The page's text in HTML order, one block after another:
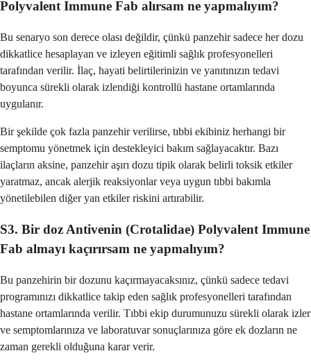
Polyvalent Immune Fab alırsam ne yapmalıyım?
Bu senaryo son derece olası değildir, çünkü panzehir sadece her dozu
dikkatlice hesaplayan ve izleyen eğitimli sağlık profesyonelleri
tarafından verilir. İlaç, hayati belirtilerinizin ve yanıtınızın tedavi
boyunca sürekli olarak izlendiği kontrollü hastane ortamlarında
uygulanır.
Bir şekilde çok fazla panzehir verilirse, tıbbi ekibiniz herhangi bir
semptomu yönetmek için destekleyici bakım sağlayacaktır. Bazı
ilaçların aksine, panzehir aşırı dozu tipik olarak belirli toksik etkiler
yaratmaz, ancak alerjik reaksiyonlar veya uygun tıbbi bakımla
yönetilebilen diğer yan etkiler riskini artırabilir.
S3. Bir doz Antivenin (Crotalidae) Polyvalent Immune
Fab almayı kaçırırsam ne yapmalıyım?
Bu panzehirin bir dozunu kaçırmayacaksınız, çünkü sadece tedavi
programınızı dikkatlice takip eden sağlık profesyonelleri tarafından
hastane ortamlarında verilir. Tıbbi ekip durumunuzu sürekli olarak izler
ve semptomlarınıza ve laboratuvar sonuçlarınıza göre ek dozların ne
zaman gerekli olduğuna karar verir.